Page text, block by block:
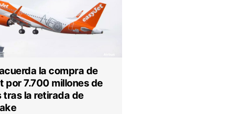
la compra de
por 7.700 millones de
tras la retirada de